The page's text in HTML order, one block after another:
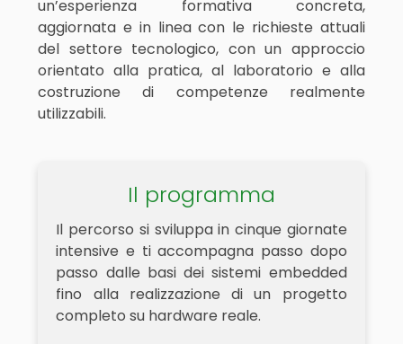
un’esperienza formativa concreta,
aggiornata e in linea con le richieste attuali
del settore tecnologico, con un approccio
orientato alla pratica, al laboratorio e alla
costruzione di competenze realmente
utilizzabili.
Il programma
Il percorso si sviluppa in cinque giornate
intensive e ti accompagna passo dopo
passo dalle basi dei sistemi embedded
fino alla realizzazione di un progetto
completo su hardware reale.